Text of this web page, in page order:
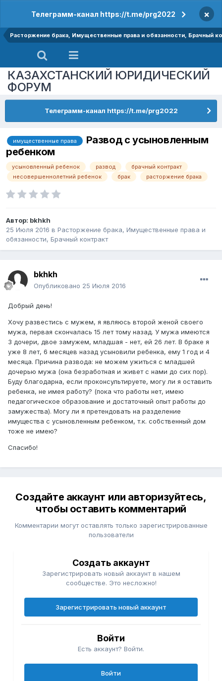
Телеграмм-канал https://t.me/prg2022 ×
Расторжение брака, Имущественные права и обязанности, Брачный
КАЗАХСТАНСКИЙ ЮРИДИЧЕСКИЙ
ФОРУМ
Телеграмм-канал https://t.me/prg2022
имущественные права
Развод с усыновленным
ребенком
усыновленный ребенок развод
брачный контракт
несовершеннолетний ребенок
брак расторжение брака
Автор: bkhkh
25 Июля 2016 в Расторжение брака, Имущественные права и
обязанности, Брачный контракт
bkhkh
Опубликовано 25 Июля 2016
Добрый день!
Хочу развестись с мужем, я являюсь второй женой своего
мужа, первая скончалась 15 лет тому назад. У мужа имеются
3 дочери, двое замужем, младшая - нет, ей 26 лет. В браке я
уже 8 лет, 6 месяцев назад усыновили ребенка, ему 1 год и 4
месяца. Причина развода: не можем ужиться с младшей
дочерью мужа (она безработная и живет с нами до сих пор).
Буду благодарна, если проконсультируете, могу ли я оставить
ребенка, не имея работу? (пока что работы нет, имею
педагогическое образование и достаточный опыт работы до
замужества). Могу ли я претендовать на разделение
имущества с усыновленным ребенком, т.к. собственный дом
тоже не имею?
Спасибо!
Создайте аккаунт или авторизуйтесь,
чтобы оставить комментарий
Комментарии могут оставлять только зарегистрированные
пользователи
Создать аккаунт
Зарегистрировать новый аккаунт в нашем
сообществе. Это несложно!
Зарегистрировать новый аккаунт
Войти
Есть аккаунт? Войти.
Войти